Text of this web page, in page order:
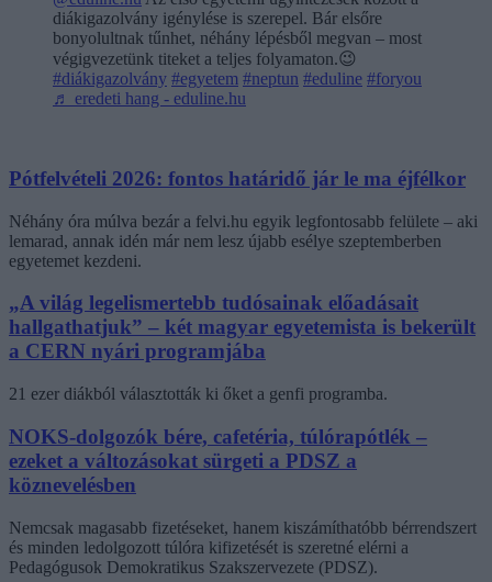
diákigazolvány igénylése is szerepel. Bár elsőre
bonyolultnak tűnhet, néhány lépésből megvan – most
végigvezetünk titeket a teljes folyamaton.😉
#diákigazolvány #egyetem #neptun #eduline #foryou
♬ eredeti hang - eduline.hu
Pótfelvételi 2026: fontos határidő jár le ma éjfélkor
Néhány óra múlva bezár a felvi.hu egyik legfontosabb felülete – aki
lemarad, annak idén már nem lesz újabb esélye szeptemberben
egyetemet kezdeni.
„A világ legelismertebb tudósainak előadásait
hallgathatjuk” – két magyar egyetemista is bekerült
a CERN nyári programjába
21 ezer diákból választották ki őket a genfi programba.
NOKS-dolgozók bére, cafetéria, túlórapótlék –
ezeket a változásokat sürgeti a PDSZ a
köznevelésben
Nemcsak magasabb fizetéseket, hanem kiszámíthatóbb bérrendszert
és minden ledolgozott túlóra kifizetését is szeretné elérni a
Pedagógusok Demokratikus Szakszervezete (PDSZ).